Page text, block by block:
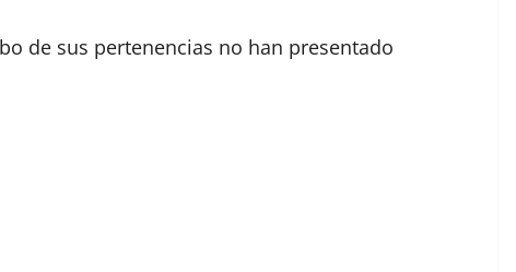
de sus pertenencias no han presentado